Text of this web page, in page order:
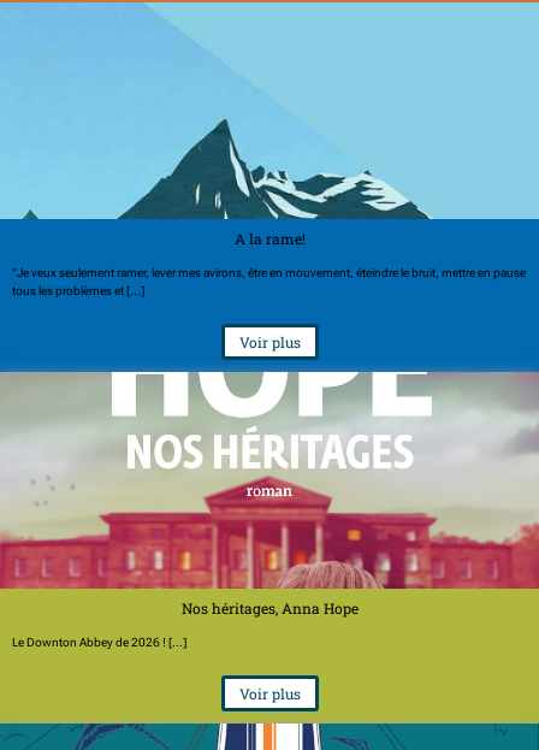
A la rame!
"Je veux seulement ramer, lever mes avirons, être en mouvement, éteindre le bruit, mettre en pause
tous les problèmes et [...]
Voir plus
Nos héritages, Anna Hope
Le Downton Abbey de 2026 ! [...]
Voir plus